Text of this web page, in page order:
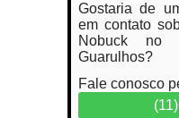
Gostaria de
em contato
Nobuck
Guarulhos?
Fale conosco